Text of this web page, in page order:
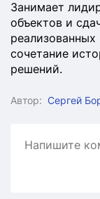
Занимает
объектов и
сочетание
решений.
Автор: Сергей